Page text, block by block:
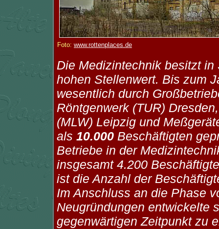
Foto: www.rottenplaces.de
Die Medizintechnik besitzt
hohen Stellenwert. Bis zum
wesentlich durch
Röntgenwerk (TUR)
(MLW) Leipzig und
als 10.000 Beschäftigten
Betriebe in der
insgesamt 4.200
ist die Anzahl der
Im Anschluss an die Phase
Neugründungen entwickelte
gegenwärtigen Zeitpunkt zu